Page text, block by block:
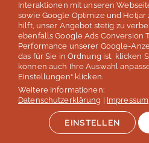
SPRECHEN
Interaktionen mit unseren
sowie Google Optimize und Hotjar
hilft, unser Angebot stetig zu
ebenfalls Google Ads Conversion
Performance unserer Google-
das für Sie in Ordnung ist, klicken
können auch Ihre Auswahl
Einstellungen“ klicken.
Weitere Informationen:
Datenschutzerklärung
Impressum
EINSTELLEN